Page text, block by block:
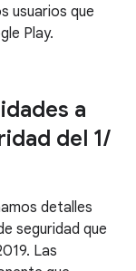
usuarios que
Play.
a
del 1/
detalles
seguridad que
Las